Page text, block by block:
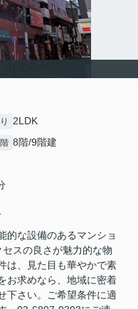
2LDK
8階/9階建
的な設備のあるマンショ
スの良さが魅力的な物
は、見た目も華やかで素
お求めなら、地域に密着
下さい。ご希望条件に適